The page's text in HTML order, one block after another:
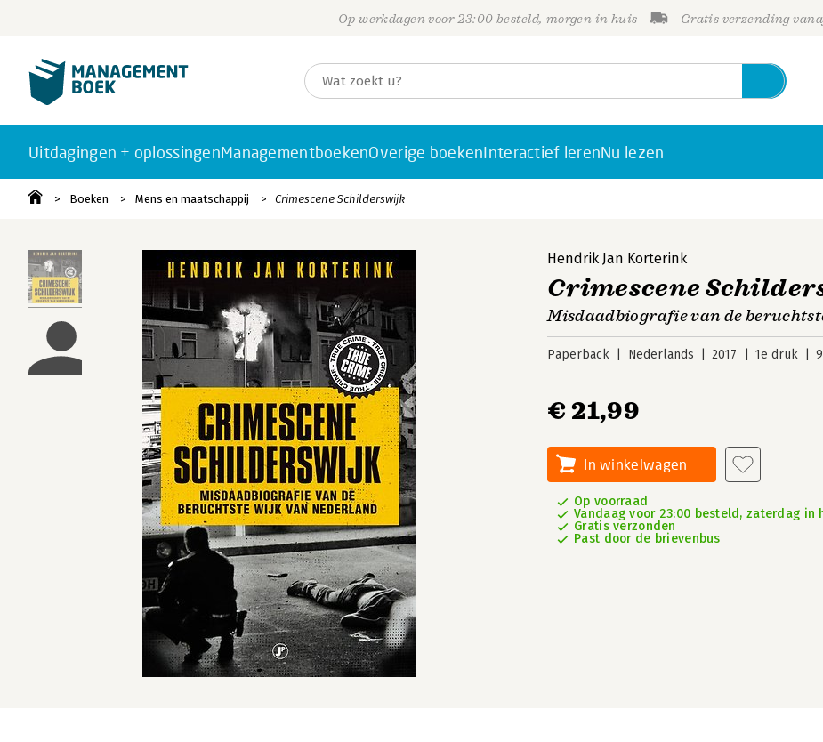
Op werkdagen voor 23:00 besteld, morgen in huis Gratis verzending
Uitdagingen + oplossingenManagementboekenOverige boekenInteractief lerenNu lezen
Boeken Mens en maatschappij Crimescene Schilderswijk
Hendrik Jan Korterink
Crimescene
Misdaadbiografie van de
Paperback Nederlands 2017 1e druk
€ 21,99
In winkelwagen
Op voorraad
Vandaag voor 23:00 besteld, zaterdag in
Gratis verzonden
Past door de brievenbus